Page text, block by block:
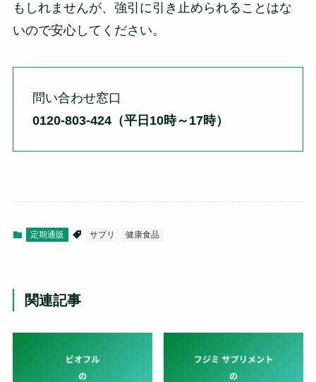
もしれませんが、強引に引き止められることはな
いので安心してください。
問い合わせ窓口
0120-803-424（平日10時～17時）
定期通販 サプリ 健康食品
関連記事